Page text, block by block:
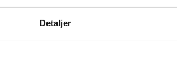
Detaljer